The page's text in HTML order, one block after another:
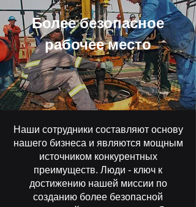
Более безопасное
рабочее место
Наши сотрудники составляют основу
нашего бизнеса и являются мощным
источником конкурентных
преимуществ. Люди - ключ к
достижению нашей миссии по
созданию более безопасной